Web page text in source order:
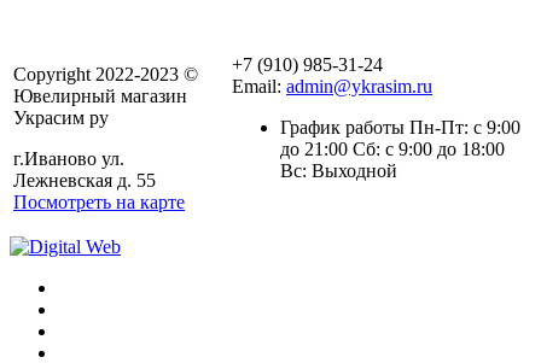
Copyright 2022-2023 ©
Ювелирный магазин
Украсим ру
г.Иваново ул.
Лежневская д. 55
Посмотреть на карте
+7 (910) 985-31-24
Email: admin@ykrasim.ru
График работы Пн-Пт: с 9:00
до 21:00 Сб: с 9:00 до 18:00
Вс: Выходной